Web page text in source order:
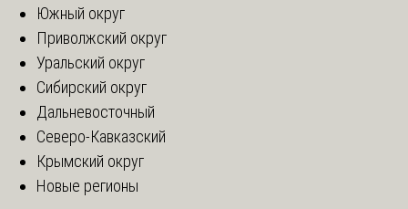
Южный округ
Приволжский округ
Уральский округ
Сибирский округ
Дальневосточный
Северо-Кавказский
Крымский округ
Новые регионы